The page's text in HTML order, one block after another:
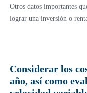
Otros datos importantes
lograr una inversión o
Considerar los
año, así como